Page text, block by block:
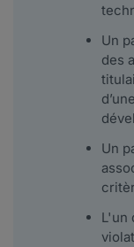
Un
des
Un
L'un